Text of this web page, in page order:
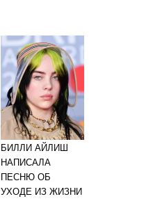
БИЛЛИ АЙЛИШ
НАПИСАЛА
ПЕСНЮ ОБ
УХОДЕ ИЗ ЖИЗНИ